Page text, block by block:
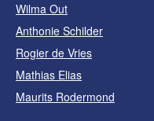
Wilma Out
Anthonie Schilder
Rogier de Vries
Mathias Elias
Maurits Rodermond